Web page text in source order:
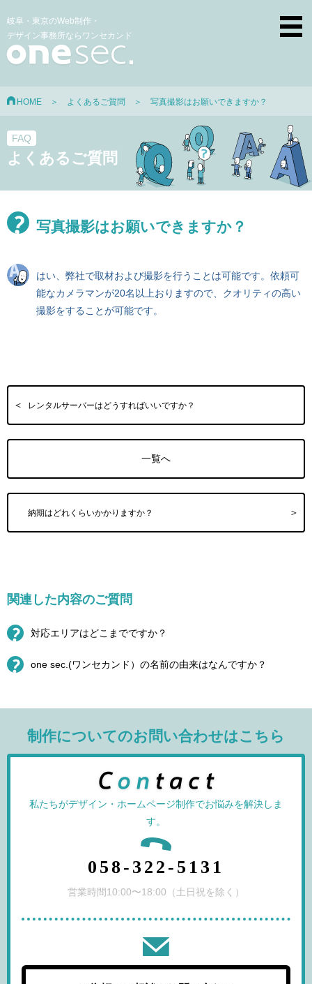
岐阜・東京のWeb制作・
デザイン事務所ならワンセカンド
HOME ＞ よくあるご質問 ＞ 写真撮影はお願いできますか？
FAQ
よくあるご質問
写真撮影はお願いできますか？
はい、弊社で取材および撮影を行うことは可能です。依頼可
能なカメラマンが20名以上おりますので、クオリティの高い
撮影をすることが可能です。
レンタルサーバーはどうすればいいですか？
一覧へ
納期はどれくらいかかりますか？
関連した内容のご質問
対応エリアはどこまでですか？
one sec.(ワンセカンド）の名前の由来はなんですか？
制作についてのお問い合わせはこちら
私たちがデザイン・ホームページ制作でお悩みを解決しま
す。
058-322-5131
営業時間10:00〜18:00（土日祝を除く）